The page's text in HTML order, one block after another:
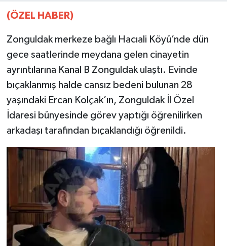
(ÖZEL HABER)
Zonguldak merkeze bağlı Hacıali Köyü’nde dün
gece saatlerinde meydana gelen cinayetin
ayrıntılarına Kanal B Zonguldak ulaştı. Evinde
bıçaklanmış halde cansız bedeni bulunan 28
yaşındaki Ercan Kolçak’ın, Zonguldak İl Özel
İdaresi bünyesinde görev yaptığı öğrenilirken
arkadaşı tarafından bıçaklandığı öğrenildi.